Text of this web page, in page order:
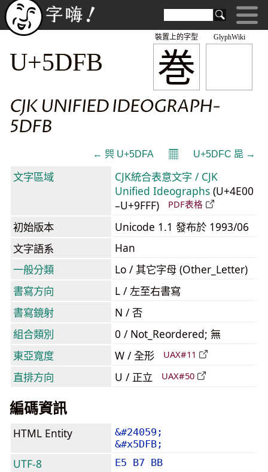
GlyphWiki
巻
裝置上的字型
U+5DFB
CJK UNIFIED IDEOGRAPH-
5DFB
← 巺 U+5DFA 𝄜 U+5DFC 巼 →
文字區域
CJK統合表意文字 / CJK
Unified Ideographs (U+4E00
–U+9FFF)
PDF表格
初始版本
Unicode 1.1 發布於 1993/06
文字語系
Han
一般分類
Lo / 其它字母 (Other_Letter)
書寫方向
L / 左至右書寫
書寫鏡射
N / 否
組合類別
0 / Not_Reordered; 無
東亞寬度
W / 全形 UAX#11
直排方向 U / 正立 UAX#50
編碼資訊
HTML Entity
&#24059;
&#x5DFB;
UTF-8 E5 B7 BB